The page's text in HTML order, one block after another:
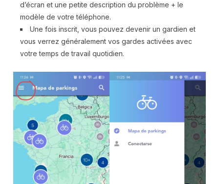
d’écran et une petite description du problème + le
modèle de votre téléphone.
Une fois inscrit, vous pouvez devenir un gardien et
vous verrez généralement vos gardes activées avec
votre temps de travail quotidien.